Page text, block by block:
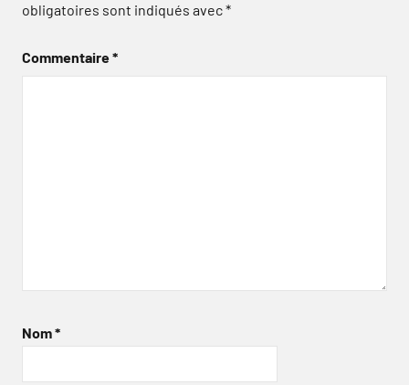
obligatoires sont indiqués avec*
Commentaire*
Nom*